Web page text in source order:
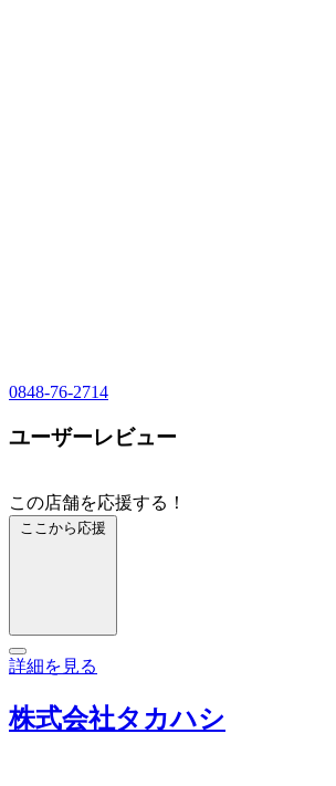
0848-76-2714
ユーザーレビュー
この店舗を応援する！
ここから応援
詳細を見る
株式会社タカハシ